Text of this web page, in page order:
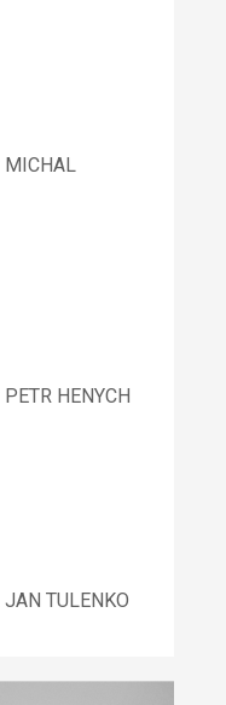
MICHAL
HENYCH
TULENKO